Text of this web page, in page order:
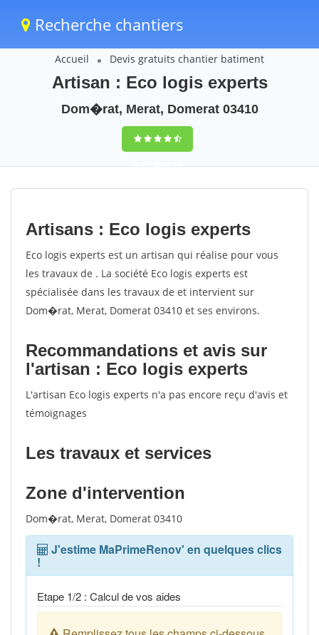
Recherche chantiers
Accueil Devis gratuits chantier batiment
Artisan : Eco logis experts
Dom�rat, Merat, Domerat 03410
9,5(100%)34
votes
Artisans : Eco logis experts
Eco logis experts est un artisan qui réalise pour vous
les travaux de . La société Eco logis experts est
spécialisée dans les travaux de et intervient sur
Dom�rat, Merat, Domerat 03410 et ses environs.
Recommandations et avis sur
l'artisan : Eco logis experts
L'artisan Eco logis experts n'a pas encore reçu d'avis et
témoignages
Les travaux et services
Zone d'intervention
Dom�rat, Merat, Domerat 03410